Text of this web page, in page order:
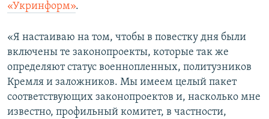
«Укринформ».
«Я настаиваю на том, чтобы в повестку дня были
включены те законопроекты, которые так же
определяют статус военнопленных, политузников
Кремля и заложников. Мы имеем целый пакет
соответствующих законопроектов и, насколько мне
известно, профильный комитет, в частности,